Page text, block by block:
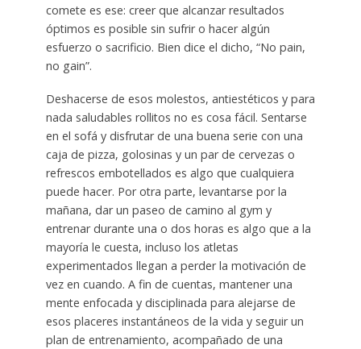
comete es ese: creer que alcanzar resultados
óptimos es posible sin sufrir o hacer algún
esfuerzo o sacrificio. Bien dice el dicho, “No pain,
no gain”.
Deshacerse de esos molestos, antiestéticos y para
nada saludables rollitos no es cosa fácil. Sentarse
en el sofá y disfrutar de una buena serie con una
caja de pizza, golosinas y un par de cervezas o
refrescos embotellados es algo que cualquiera
puede hacer. Por otra parte, levantarse por la
mañana, dar un paseo de camino al gym y
entrenar durante una o dos horas es algo que a la
mayoría le cuesta, incluso los atletas
experimentados llegan a perder la motivación de
vez en cuando. A fin de cuentas, mantener una
mente enfocada y disciplinada para alejarse de
esos placeres instantáneos de la vida y seguir un
plan de entrenamiento, acompañado de una